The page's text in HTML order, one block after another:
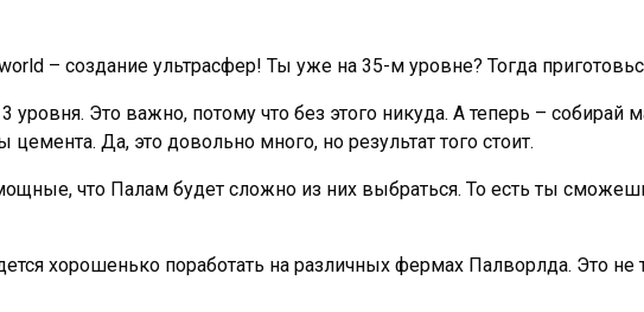
– создание ультрасфер! Ты уже на 35-м уровне? Тогда
Это важно, потому что без этого никуда. А теперь – собирай
Да, это довольно много, но результат того стоит.
что Палам будет сложно из них выбраться. То есть ты
хорошенько поработать на различных фермах Палворлда. Это не